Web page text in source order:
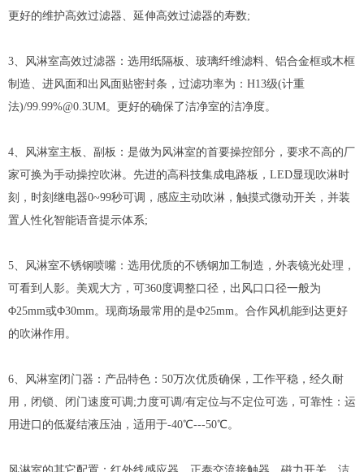
更好的维护高效过滤器、延伸高效过滤器的寿数;
3、风淋室高效过滤器：选用纸隔板、玻璃纤维滤料、铝合金框或木框
制造、进风面和出风面贴密封条，过滤功率为：H13级(计重
法)/99.99%@0.3UM。更好的确保了洁净室的洁净度。
4、风淋室主板、副板：是做为风淋室的首要操控部分，要求不高的厂
家可换为手动操控吹淋。先进的高科技集成电路板，LED显现吹淋时
刻，时刻继电器0~99秒可调，感应主动吹淋，触摸式微动开关，并装
置人性化智能语音提示体系;
5、风淋室不锈钢喷嘴：选用优质的不锈钢加工制造，外表镜光处理，
可看到人影。美观大方，可360度调整口径，出风口口径一般为
Φ25mm或Φ30mm。现商场最常用的是Φ25mm。合作风机能到达更好
的吹淋作用。
6、风淋室闭门器：产品特色：50万次优质确保，工作平稳，经久耐
用，闭锁、闭门速度可调;力度可调/有定位与不定位可选，可靠性：运
用进口的低凝结液压油，适用于-40℃---50℃。